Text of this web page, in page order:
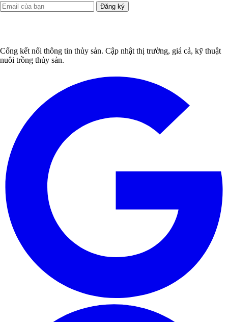
Đăng ký
Cổng kết nối thông tin thủy sản. Cập nhật thị trường, giá cả, kỹ thuật
nuôi trồng thủy sản.